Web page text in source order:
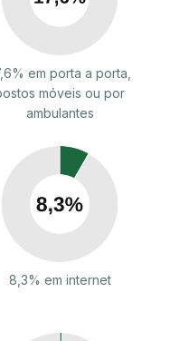
em porta a porta,
móveis ou por
ambulantes
8,3% em internet